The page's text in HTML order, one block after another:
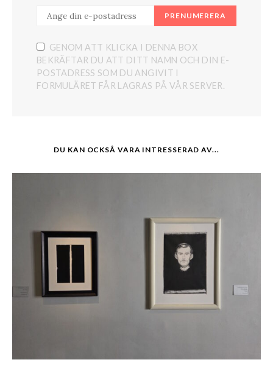
PRENUMERERA
GENOM ATT KLICKA I DENNA BOX
BEKRÄFTAR DU ATT DITT NAMN OCH DIN E-
POSTADRESS SOM DU ANGIVIT I
FORMULÄRET FÅR LAGRAS PÅ VÅR SERVER.
DU KAN OCKSÅ VARA INTRESSERAD AV...